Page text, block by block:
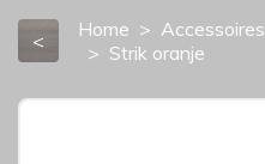
< Home Accessoires
Strik oranje